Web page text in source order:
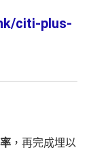
citi-plus-
，再完成埋以